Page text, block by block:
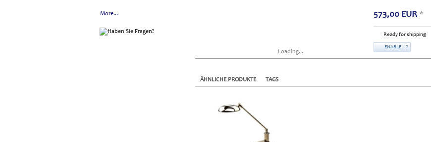
More...
Loading...
573,00 EUR *
Ready for shipping
ENABLE ?
ÄHNLICHE PRODUKTE TAGS